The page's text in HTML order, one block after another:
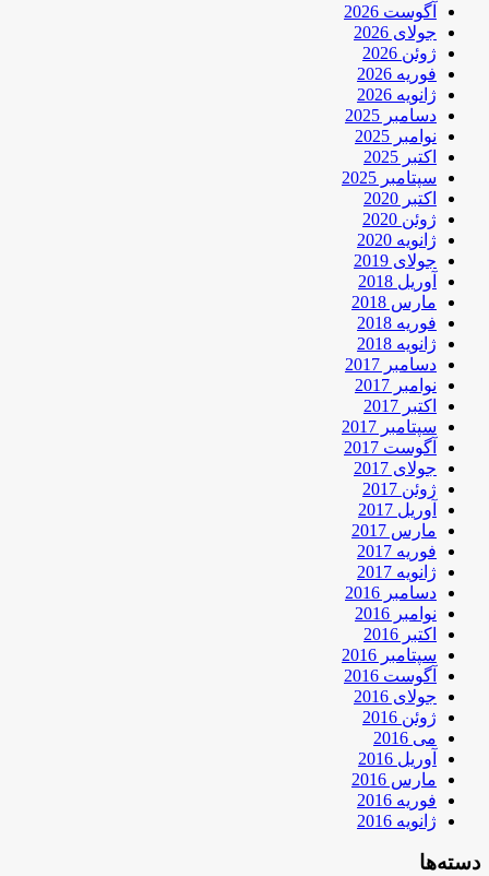
آگوست 2026
جولای 2026
ژوئن 2026
فوریه 2026
ژانویه 2026
دسامبر 2025
نوامبر 2025
اکتبر 2025
سپتامبر 2025
اکتبر 2020
ژوئن 2020
ژانویه 2020
جولای 2019
آوریل 2018
مارس 2018
فوریه 2018
ژانویه 2018
دسامبر 2017
نوامبر 2017
اکتبر 2017
سپتامبر 2017
آگوست 2017
جولای 2017
ژوئن 2017
آوریل 2017
مارس 2017
فوریه 2017
ژانویه 2017
دسامبر 2016
نوامبر 2016
اکتبر 2016
سپتامبر 2016
آگوست 2016
جولای 2016
ژوئن 2016
می 2016
آوریل 2016
مارس 2016
فوریه 2016
ژانویه 2016
دسته‌ها